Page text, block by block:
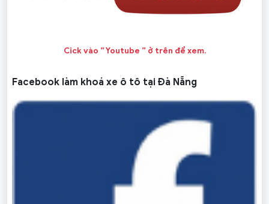
Cick vào ” Youtube ” ở trên để xem.
Facebook làm khoá xe ô tô tại Đà Nẵng